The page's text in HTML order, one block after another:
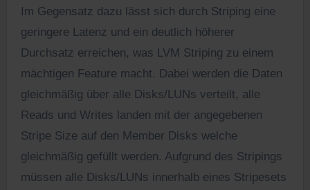
Im Gegensatz dazu lässt sich durch Striping eine
geringere Latenz und ein deutlich höherer
Durchsatz erreichen, was LVM Striping zu einem
mächtigen Feature macht. Dabei werden die Daten
gleichmäßig über alle Disks/LUNs verteilt, alle
Reads und Writes landen mit der angegebenen
Stripe Size auf den Member Disks welche
gleichmäßig gefüllt werden. Aufgrund des Stripings
müssen alle Disks/LUNs innerhalb eines Stripesets